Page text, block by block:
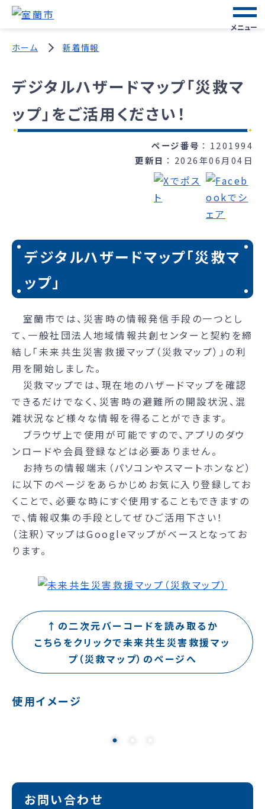
メニュー
ホーム 新着情報
デジタルハザードマップ「災救マ
ップ」をご活用ください！
ページ番号
1201994
更新日
2026年06月04日
デジタルハザードマップ「災救マ
ップ」
室蘭市では、災害時の情報発信手段の一つとし
て、一般社団法人地域情報共創センターと契約を締
結し「未来共生災害救援マップ（災救マップ）」の利
用を開始しました。
災救マップでは、現在地のハザードマップを確認
できるだけでなく、災害時の避難所の開設状況、混
雑状況など様々な情報を得ることができます。
ブラウザ上で使用が可能ですので、アプリのダウ
ンロードや会員登録などは必要ありません。
お持ちの情報端末（パソコンやスマートホンなど）
に以下のページをあらかじめお気に入り登録してお
くことで、必要な時にすぐ使用することもできますの
で、情報収集の手段としてぜひご活用下さい！
（注釈）マップはGoogleマップがベースとなってお
ります。
↑の二次元バーコードを読み取るか
こちらをクリックで未来共生災害救援マッ
プ（災救マップ）のページへ
使用イメージ
お問い合わせ